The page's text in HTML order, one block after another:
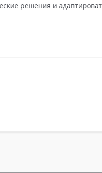
решения и